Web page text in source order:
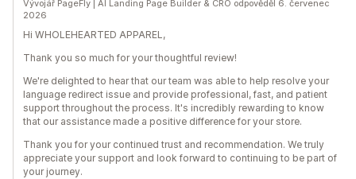
Vývojář PageFly | AI Landing Page Builder & CRO odpověděl 6. červenec
2026
Hi WHOLEHEARTED APPAREL,
Thank you so much for your thoughtful review!
We're delighted to hear that our team was able to help resolve your
language redirect issue and provide professional, fast, and patient
support throughout the process. It's incredibly rewarding to know
that our assistance made a positive difference for your store.
Thank you for your continued trust and recommendation. We truly
appreciate your support and look forward to continuing to be part of
your journey.